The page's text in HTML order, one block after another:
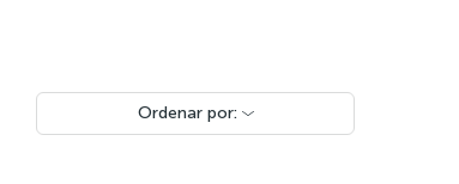
Ordenar por: